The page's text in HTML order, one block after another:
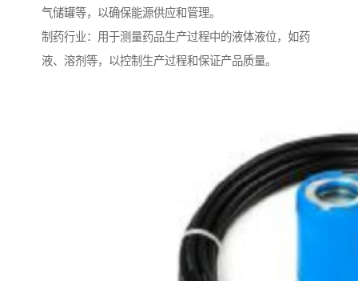
气储罐等，以确保能源供应和管理。
制药行业：用于测量药品生产过程中的液体液位，如药
液、溶剂等，以控制生产过程和保证产品质量。